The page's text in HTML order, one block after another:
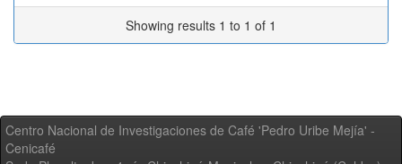
Showing results 1 to 1 of 1
Centro Nacional de Investigaciones de Café 'Pedro Uribe Mejía' -
Cenicafé